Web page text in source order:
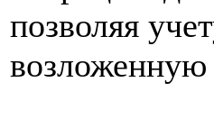
позволяя